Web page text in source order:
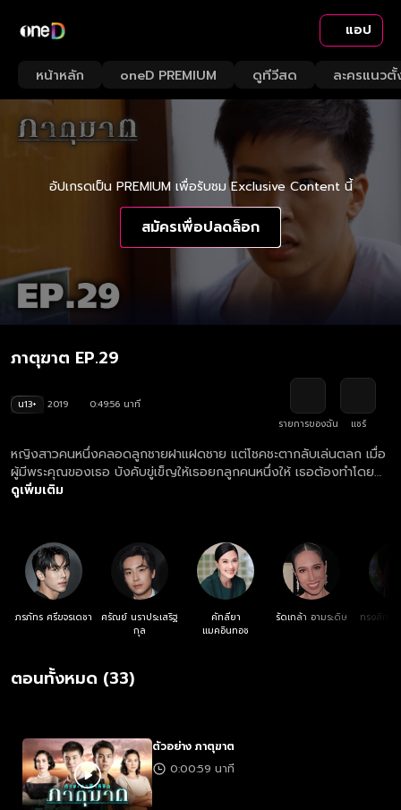
แอป
หน้าหลัก oneD PREMIUM ดูทีวีสด ละครแนวตั้
อัปเกรดเป็น PREMIUM เพื่อรับชม Exclusive Content นี้
สมัครเพื่อปลดล็อก
ภาตุฆาต EP.29
น13+ 2019
0:49:56 นาที
รายการของฉัน
แชร์
หญิงสาวคนหนึ่งคลอดลูกชายฝาแฝดชาย แต่โชคชะตากลับเล่นตลก เมื่อ
ผู้มีพระคุณของเธอ บังคับขู่เข็ญให้เธอยกลูกคนหนึ่งให้ เธอต้องทำโดยจำ
ใจและให้คำมั่นสัญญาว่าจะเก็บเรื่องนี้ไว้เป็นความลับ แต่สายใยแห่งความ
ดูเพิ่มเติม
ภรภัทร ศรีขจรเดชา
ศรัณย์ นราประเสริฐ
กุล
คัทลียา
แมคอินทอช
รัดเกล้า อามระดิษ
ทรงสิทธิ์
ตอนทั้งหมด (33)
ตัวอย่าง ภาตุฆาต
0:00:59 นาที